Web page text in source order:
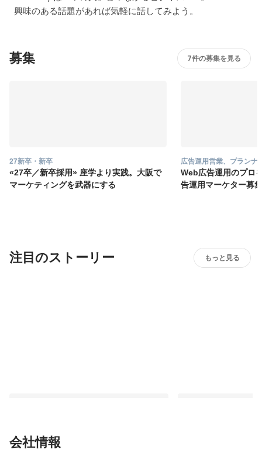
興味のある話題があれば気軽に話してみよう。
募集 7件の募集を見る
27新卒・新卒
«27卒／新卒採用» 座学より実践。大阪で
マーケティングを武器にする
広告運用営業、プランナ
Web広告運用のプロ
告運用マーケター募
注目のストーリー もっと見る
会社情報